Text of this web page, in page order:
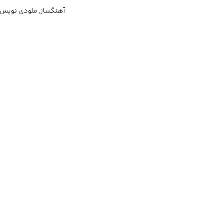
آهنگساز, ملودی